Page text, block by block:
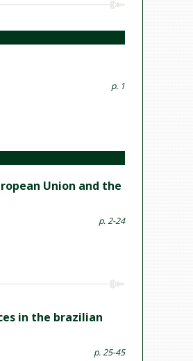
p. 1
Union and the
p. 2-24
in the brazilian
p. 25-45